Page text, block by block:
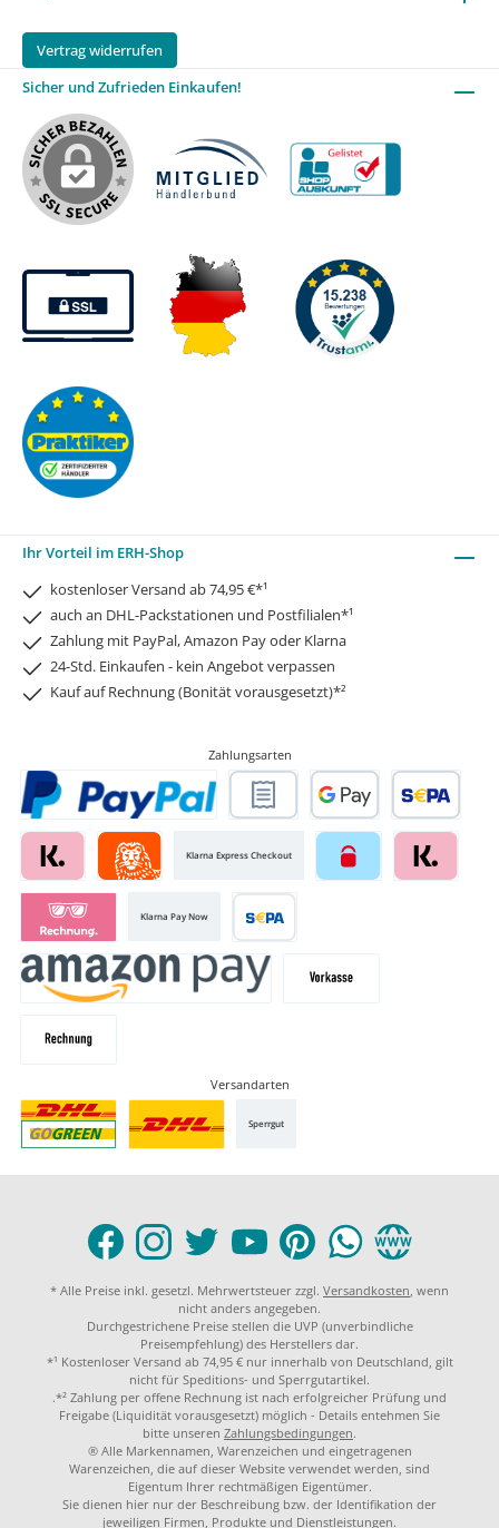
Vertrag widerrufen
Sicher und Zufrieden Einkaufen!
Ihr Vorteil im ERH-Shop
kostenloser Versand ab 74,95 €*¹
auch an DHL-Packstationen und Postfilialen*¹
Zahlung mit PayPal, Amazon Pay oder Klarna
24-Std. Einkaufen - kein Angebot verpassen
Kauf auf Rechnung (Bonität vorausgesetzt)*²
Zahlungsarten
Klarna Express Checkout
Klarna Pay Now
Versandarten
Sperrgut
* Alle Preise inkl. gesetzl. Mehrwertsteuer zzgl. Versandkosten, wenn
nicht anders angegeben.
Durchgestrichene Preise stellen die UVP (unverbindliche
Preisempfehlung) des Herstellers dar.
*¹ Kostenloser Versand ab 74,95 € nur innerhalb von Deutschland, gilt
nicht für Speditions- und Sperrgutartikel.
.*² Zahlung per offene Rechnung ist nach erfolgreicher Prüfung und
Freigabe (Liquidität vorausgesetzt) möglich - Details entehmen Sie
bitte unseren Zahlungsbedingungen.
® Alle Markennamen, Warenzeichen und eingetragenen
Warenzeichen, die auf dieser Website verwendet werden, sind
Eigentum Ihrer rechtmäßigen Eigentümer.
Sie dienen hier nur der Beschreibung bzw. der Identifikation der
jeweiligen Firmen, Produkte und Dienstleistungen.